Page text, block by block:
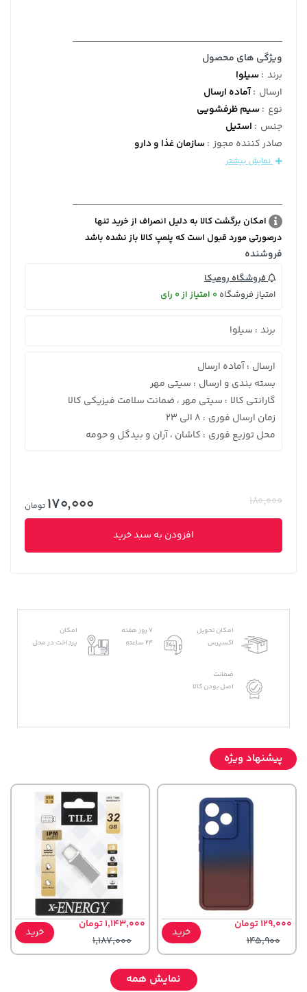
ویژگی های محصول
برند :سیلوا
ارسال :آماده ارسال
نوع :سیم ظرفشویی
جنس : استیل
صادر کننده مجوز :سازمان غذا و دارو
نمایش بیشتر
امکان برگشت کالا به دلیل انصراف از خرید تنها
درصورتی مورد قبول است که پلمپ کالا باز نشده باشد
فروشنده
فروشگاه رومیکا
امتیاز فروشگاه 0 امتیاز از 0 رای
برند : سیلوا
ارسال : آماده ارسال
بسته بندی و ارسال : سیتی مهر
گارانتی کالا : سیتی مهر ، ضمانت سلامت فیزیکی کالا
زمان ارسال فوری : 8 الی 23
محل توزیع فوری : کاشان ، آران و بیدگل و حومه
180,000
170,000 تومان
افزودن به سبد خرید
امکان تحویل
اکسپرس
7 روز هفته
24 ساعته
امکان
پرداخت در محل
ضمانت
اصل بودن کالا
پیشنهاد ویژه
129,000 تومان
145,900
خرید
1,143,000 تومان
1,187,000
خرید
نمایش همه